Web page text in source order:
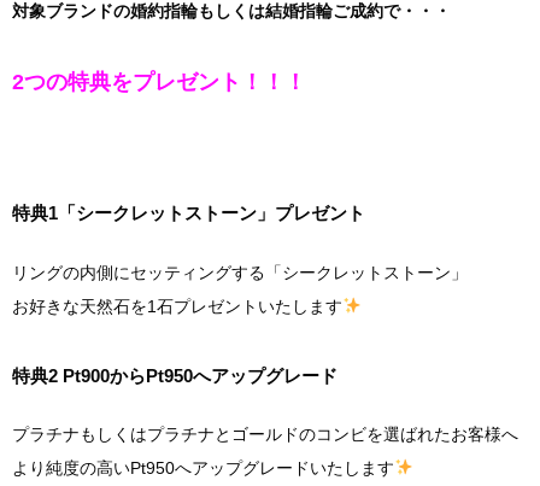
対象ブランドの婚約指輪もしくは結婚指輪ご成約で・・・
2つの特典をプレゼント！！！
特典1「シークレットストーン」プレゼント
リングの内側にセッティングする「シークレットストーン」
お好きな天然石を1石プレゼントいたします
特典2 Pt900からPt950へアップグレード
プラチナもしくはプラチナとゴールドのコンビを選ばれたお客様へ
より純度の高いPt950へアップグレードいたします